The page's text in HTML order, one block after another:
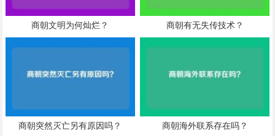
商朝文明为何灿烂？ 商朝有无失传技术？
商朝突然灭亡另有原因吗？ 商朝海外联系存在吗？